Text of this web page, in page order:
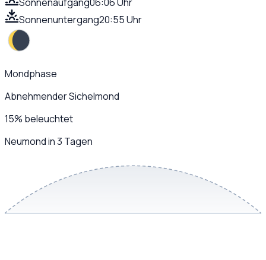
Sonnenuntergang20:55 Uhr
Mondphase
Abnehmender Sichelmond
15% beleuchtet
Neumond in 3 Tagen